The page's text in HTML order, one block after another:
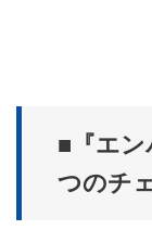
■『エン
つのチ